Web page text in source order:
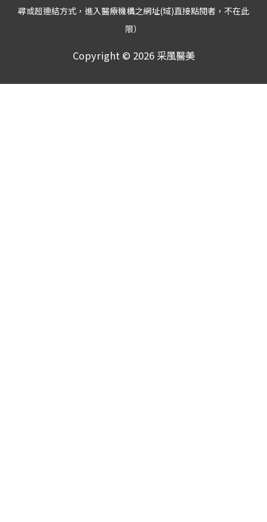
尋或超連結方式，進入醫療機構之網址(域)直接點閱者，不在此
限）
Copyright © 2026 采風醫美